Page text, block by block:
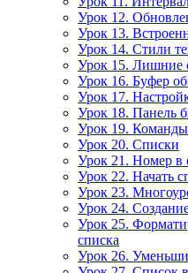
Урок 12.
Урок 13.
Урок 14. Стили
Урок 15. Лишние
Урок 16. Буфер
Урок 17.
Урок 18. Панель
Урок 19.
Урок 20. Списки
Урок 21. Номер в
Урок 22. Начать
Урок 23.
Урок 24.
Урок 25.
списка
Урок 26.